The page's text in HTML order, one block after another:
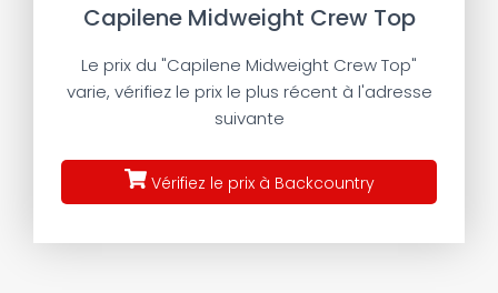
Capilene Midweight Crew Top
Le prix du "Capilene Midweight Crew Top"
varie, vérifiez le prix le plus récent à l'adresse
suivante
Vérifiez le prix à Backcountry